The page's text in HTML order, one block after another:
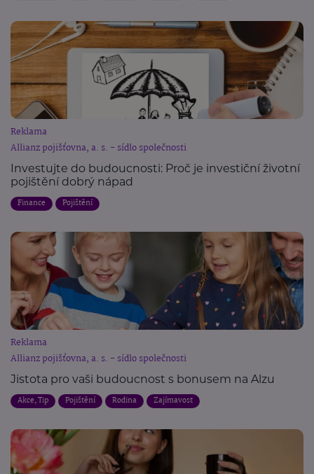
Reklama
Allianz pojišťovna, a. s. - sídlo společnosti
Investujte do budoucnosti: Proč je investiční životní
pojištění dobrý nápad
Finance Pojištění
Reklama
Allianz pojišťovna, a. s. - sídlo společnosti
Jistota pro vaši budoucnost s bonusem na Alzu
Akce, Tip Pojištění Rodina Zajímavost